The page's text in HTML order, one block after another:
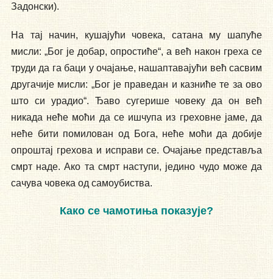
Задонски).
На тај начин, кушајући човека, сатана му шапуће
мисли: „Бог је добар, опростиће“, а већ након греха се
труди да га баци у очајање, нашаптавајући већ сасвим
другачије мисли: „Бог је праведан и казниће те за ово
што си урадио“. Ђаво сугерише човеку да он већ
никада неће моћи да се ишчупа из греховне јаме, да
неће бити помилован од Бога, неће моћи да добије
опроштај грехова и исправи се. Очајање представља
смрт наде. Ако та смрт наступи, једино чудо може да
сачува човека од самоубиства.
Како се чамотиња показује?